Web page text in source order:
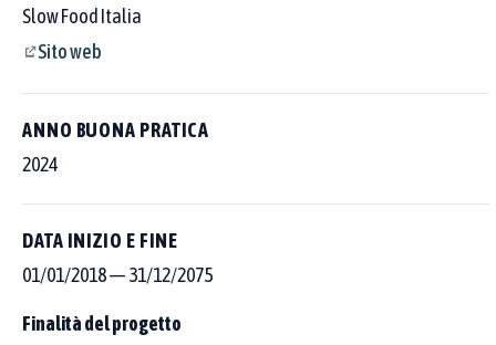
Slow Food Italia
Sito web
ANNO BUONA PRATICA
2024
DATA INIZIO E FINE
01/01/2018—31/12/2075
Finalità del progetto